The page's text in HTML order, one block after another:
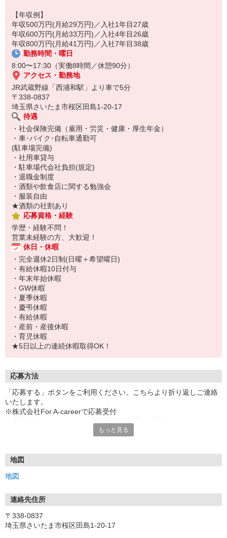
直帰OK＆スケジュールは自分で調整。
「今日は遅めにスタート」「夕方は直帰」など、
自分のペースでのびのび働けます！
★「好き」を活かせる仕事！
試飲会でお酒の知識を楽しく学べます。
自分が良いと思った商品を提案できる面白さも魅力です！
【年収例】
年収500万円(月給29万円)／入社1年目27歳
年収600万円(月給33万円)／入社4年目26歳
年収800万円(月給41万円)／入社7年目38歳
勤務時間・曜日
8:00〜17:30（実働8時間／休憩90分）
アクセス・勤務地
JR武蔵野線「西浦和駅」より車で5分
〒338-0837
埼玉県さいたま市桜区田島1-20-17
待遇
・社会保険完備（雇用・労災・健康・厚生年金）
・車･バイク･自転車通勤可
(駐車場完備)
・社用車貸与
・駐車場代会社負担(規定)
・退職金制度
・酒類や飲食店に関する勉強会
・服装自由
★酒類の社割あり
応募資格・経験
学歴・経験不問！
営業未経験の方、大歓迎！
休日・休暇
・完全週休2日制(日曜＋希望曜日)
・有給休暇10日付与
・年末年始休暇
・GW休暇
・夏季休暇
・慶弔休暇
・有給休暇
・産前・産後休暇
・育児休暇
★5日以上の連続休暇取得OK！
応募方法
「応募する」ボタンをご利用ください。こちらより折り返しご連絡
いたします。
※株式会社For A-careerで応募受付
（人材紹介や派遣ではございません。）
もっと見る
地図
地図
連絡先住所
〒338-0837
埼玉県さいたま市桜区田島1-20-17